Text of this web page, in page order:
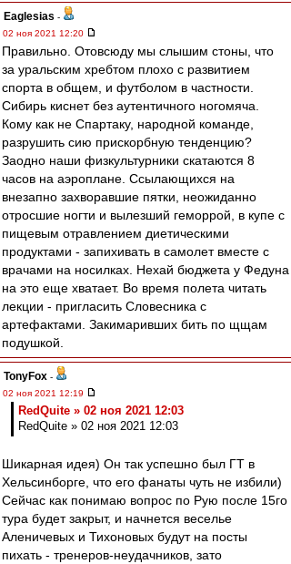
Eaglesias -
02 ноя 2021 12:20
Правильно. Отовсюду мы слышим стоны, что
за уральским хребтом плохо с развитием
спорта в общем, и футболом в частности.
Сибирь киснет без аутентичного ногомяча.
Кому как не Спартаку, народной команде,
разрушить сию прискорбную тенденцию?
Заодно наши физкультурники скатаются 8
часов на аэроплане. Ссылающихся на
внезапно захворавшие пятки, неожиданно
отросшие ногти и вылезший геморрой, в купе с
пищевым отравлением диетическими
продуктами - запихивать в самолет вместе с
врачами на носилках. Нехай бюджета у Федуна
на это еще хватает. Во время полета читать
лекции - пригласить Словесника с
артефактами. Закимаривших бить по щщам
подушкой.
TonyFox -
02 ноя 2021 12:19
RedQuite » 02 ноя 2021 12:03
RedQuite » 02 ноя 2021 12:03
Шикарная идея) Он так успешно был ГТ в
Хельсинборге, что его фанаты чуть не избили)
Сейчас как понимаю вопрос по Рую после 15го
тура будет закрыт, и начнется веселье
Аленичевых и Тихоновых будут на посты
пихать - тренеров-неудачников, зато